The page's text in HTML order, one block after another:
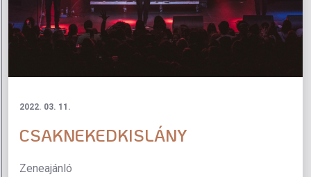
2022. 03. 11.
CSAKNEKEDKISLÁNY
Zeneajánló